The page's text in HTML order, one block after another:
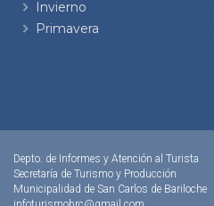
Invierno
Primavera
Depto. de Informes y Atención al Turista
Secretaría de Turismo y Producción
Municipalidad de San Carlos de Bariloche